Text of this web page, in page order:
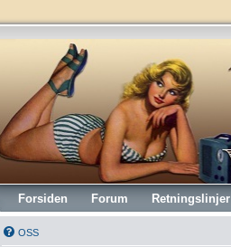
Vintagehifi.dk
Forsiden Forum Retningslinjer
OSS